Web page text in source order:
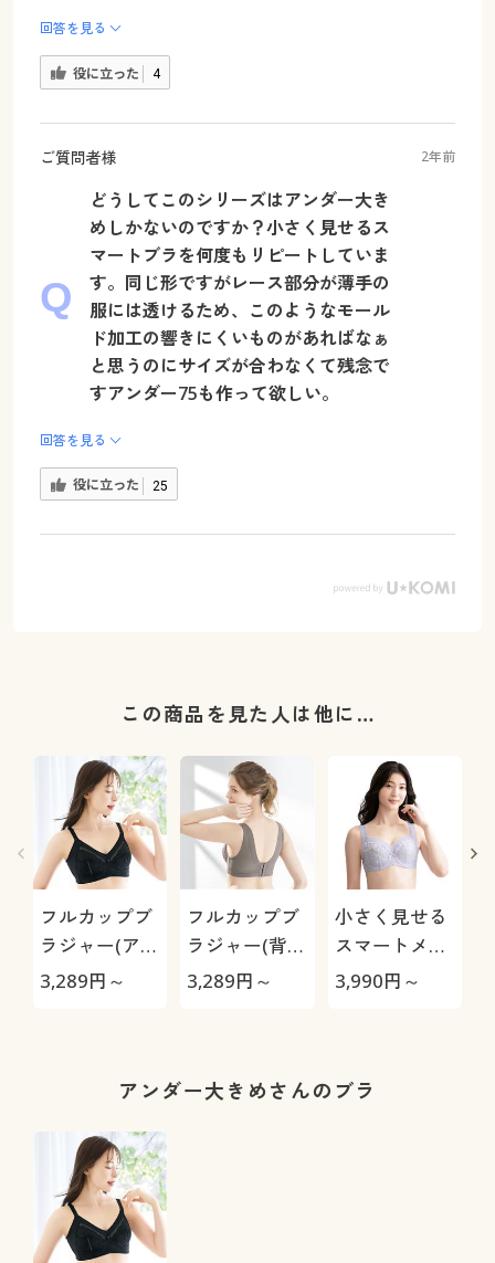
回答を見る
役に立った 4
ご質問者様 2年前
どうしてこのシリーズはアンダー大き
めしかないのですか？小さく見せるス
マートブラを何度もリピートしていま
す。同じ形ですがレース部分が薄手の
服には透けるため、このようなモール
ド加工の響きにくいものがあればなぁ
と思うのにサイズが合わなくて残念で
すアンダー75も作って欲しい。
回答を見る
役に立った 25
この商品を見た人は他に…
フルカップブ
ラジャー(アン
ダー大きめさ
3,289円～
フルカップブ
ラジャー(背中
すっきりブラ)
3,289円～
小さく見せる
スマートメイ
ク®ブラ(ワイ
3,990円～
アンダー大きめさんのブラ